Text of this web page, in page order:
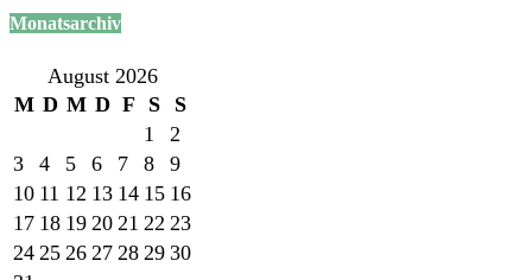
Monatsarchiv
August 2026
M D M D F S
S
1
2
3
4 5 6 7 8
9
10 11 12 13 14 15 16
17 18 19 20 21 22 23
24 25 26 27 28 29 30